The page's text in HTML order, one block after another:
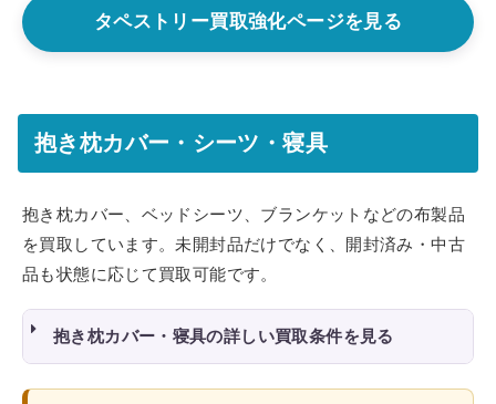
タペストリー買取強化ページを見る
抱き枕カバー・シーツ・寝具
抱き枕カバー、ベッドシーツ、ブランケットなどの布製品
を買取しています。未開封品だけでなく、開封済み・中古
品も状態に応じて買取可能です。
抱き枕カバー・寝具の詳しい買取条件を見る